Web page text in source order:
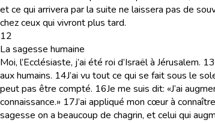
et ce qui arrivera par la suite ne laissera pas de
chez ceux qui vivront plus tard.
12
La sagesse humaine
Moi, l’Ecclésiaste, j’ai été roi d’Israël à Jérusalem. 13
aux humains. 14J’ai vu tout ce qui se fait sous le
peut pas être compté. 16Je me suis dit: «J’ai
connaissance.» 17J’ai appliqué mon cœur à
sagesse on a beaucoup de chagrin, et celui qui